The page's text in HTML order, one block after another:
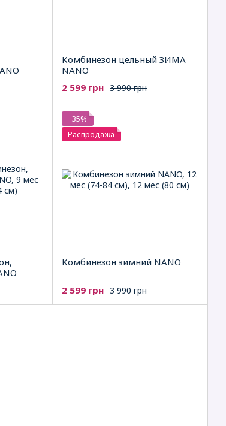
Комбинезон цельный ЗИМА
NANO
3 990 грн
2 599 грн
−35%
Распродажа
Комбинезон зимний NANO
3 990 грн
2 599 грн